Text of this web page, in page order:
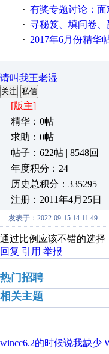
· 有奖专题讨论：面对低压变频故
· 寻秘笈、填问卷、
· 2017年6月份精华
请叫我王老湿
关注 私信
[版主]
精华：0帖
求助：0帖
帖子：622帖 | 8548回
年度积分：24
历史总积分：335295
注册：2011年4月25日
发表于：2022-09-15 14:11:49
通过比例应该不错的选
回复 引用 举报
热门招聘
相关主题
wincc6.2的时候说我缺少